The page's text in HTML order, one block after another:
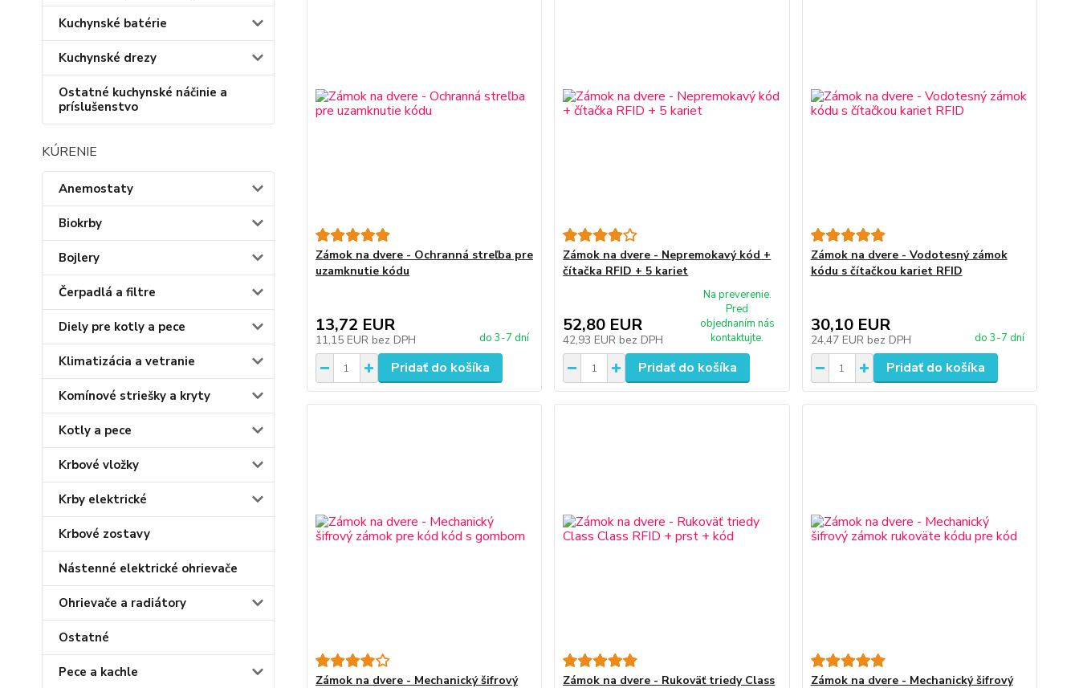
Kuchynské batérie
Kuchynské drezy
Ostatné kuchynské náčinie a
príslušenstvo
KÚRENIE
Anemostaty
Biokrby
Bojlery
Čerpadlá a filtre
Diely pre kotly a pece
Klimatizácia a vetranie
Komínové striešky a kryty
Kotly a pece
Krbové vložky
Krby elektrické
Krbové zostavy
Nástenné elektrické ohrievače
Ohrievače a radiátory
Ostatné
Pece a kachle
Zámok na dvere - Ochranná streľba pre
uzamknutie kódu
13,72 EUR
11,15 EUR bez DPH do 3-7 dní
Pridať do košíka
Zámok na dvere - Nepremokavý kód +
čítačka RFID + 5 kariet
52,80 EUR
42,93 EUR bez DPH
Na preverenie.
Pred
objednaním nás
kontaktujte.
Pridať do košíka
Zámok na dvere - Vodotesný zámok
kódu s čítačkou kariet RFID
30,10 EUR
24,47 EUR bez DPH do 3-7 dní
Pridať do košíka
Zámok na dvere - Mechanický šifrový Zámok na dvere - Rukoväť triedy Class Zámok na dvere - Mechanický šifrový